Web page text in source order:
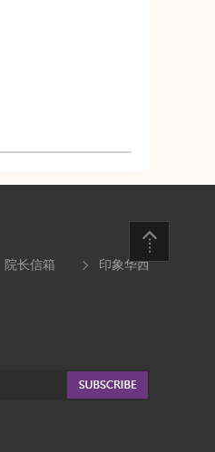
院长信箱 印象华西